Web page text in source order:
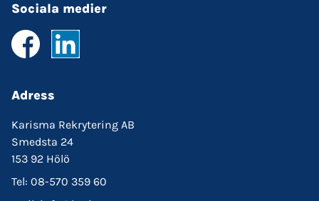
Sociala medier
Adress
Karisma Rekrytering AB
Smedsta 24
153 92 Hölö
Tel: 08-570 359 60